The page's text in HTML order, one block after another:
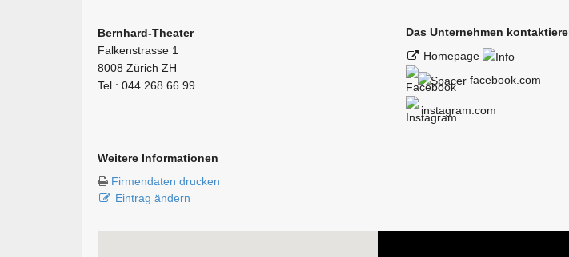
Bernhard-Theater
Falkenstrasse 1
8008 Zürich ZH
Tel.: 044 268 66 99
Das Unternehmen
Homepage
facebook.com
instagram.com
Weitere Informationen
Firmendaten drucken
Eintrag ändern